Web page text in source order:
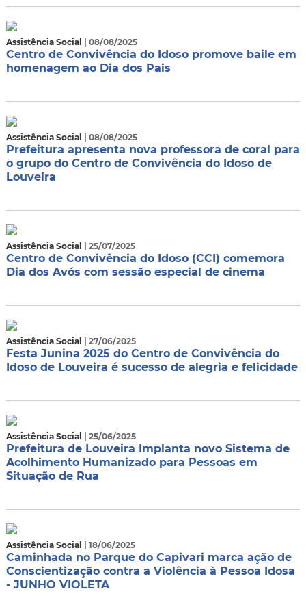
Assistência Social | 08/08/2025
Centro de Convivência do Idoso promove baile em
homenagem ao Dia dos Pais
Assistência Social | 08/08/2025
Prefeitura apresenta nova professora de coral para
o grupo do Centro de Convivência do Idoso de
Louveira
Assistência Social | 25/07/2025
Centro de Convivência do Idoso (CCI) comemora
Dia dos Avós com sessão especial de cinema
Assistência Social | 27/06/2025
Festa Junina 2025 do Centro de Convivência do
Idoso de Louveira é sucesso de alegria e felicidade
Assistência Social | 25/06/2025
Prefeitura de Louveira Implanta novo Sistema de
Acolhimento Humanizado para Pessoas em
Situação de Rua
Assistência Social | 18/06/2025
Caminhada no Parque do Capivari marca ação de
Conscientização contra a Violência à Pessoa Idosa
- JUNHO VIOLETA